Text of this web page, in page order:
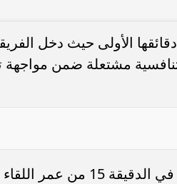
الأولى حيث دخل
مشتعلة ضمن مواجهة
فاجأ فريق الخلود نظيره الهلال بهدف